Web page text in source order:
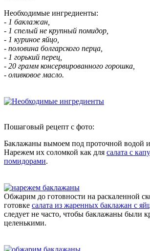
Необходимые ингредиенты:
- 1 баклажан,
- 1 спелый не крупный помидор,
- 1 куриное яйцо,
- половина болгарского перца,
- 1 горький перец,
- 20 грамм консервированного горошка,
- оливковое масло.
Пошаговый рецепт с фото:
Баклажаны вымоем под проточной водой
Нарежем их соломкой как для салата с
помидорами.
Обжарим до готовности на раскаленной
готовке салата из жаренных баклажан с
следует не часто, чтобы баклажаны были
целенькими.